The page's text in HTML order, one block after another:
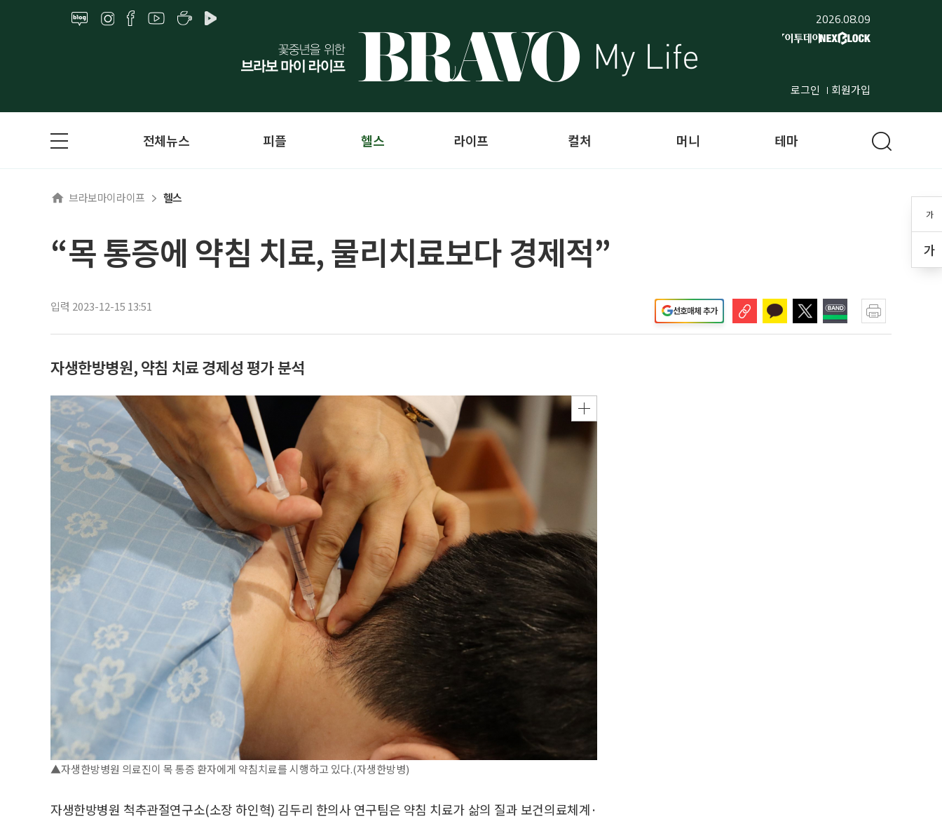
2026.08.09
로그인 회원가입
가
가
전체뉴스 피플 헬스 라이프 컬처 머니 테마
브라보마이라이프 헬스
“목 통증에 약침 치료, 물리치료보다 경제적”
입력 2023-12-15 13:51 선호매체 추가
자생한방병원, 약침 치료 경제성 평가 분석
▲자생한방병원 의료진이 목 통증 환자에게 약침치료를 시행하고 있다.(자생한방병)
자생한방병원 척추관절연구소(소장 하인혁) 김두리 한의사 연구팀은 약침 치료가 삶의 질과 보건의료체계·